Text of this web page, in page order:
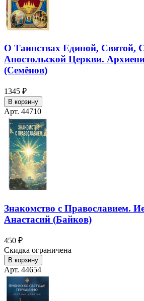
О Таинствах Единой, Святой,
Апостольской Церкви.
(Семёнов)
1345 ₽
В корзину
Арт. 44710
Знакомство с Православием.
Анастасий (Байков)
450 ₽
Скидка ограничена
В корзину
Арт. 44654